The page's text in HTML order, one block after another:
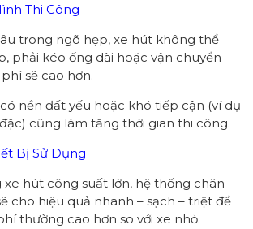
Thi Công
trong ngõ hẹp, xe hút không thể
phải kéo ống dài hoặc vận chuyển
sẽ cao hơn.
nền đất yếu hoặc khó tiếp cận (ví dụ
cũng làm tăng thời gian thi công.
Bị Sử Dụng
xe hút công suất lớn, hệ thống chân
cho hiệu quả nhanh – sạch – triệt để
thường cao hơn so với xe nhỏ.